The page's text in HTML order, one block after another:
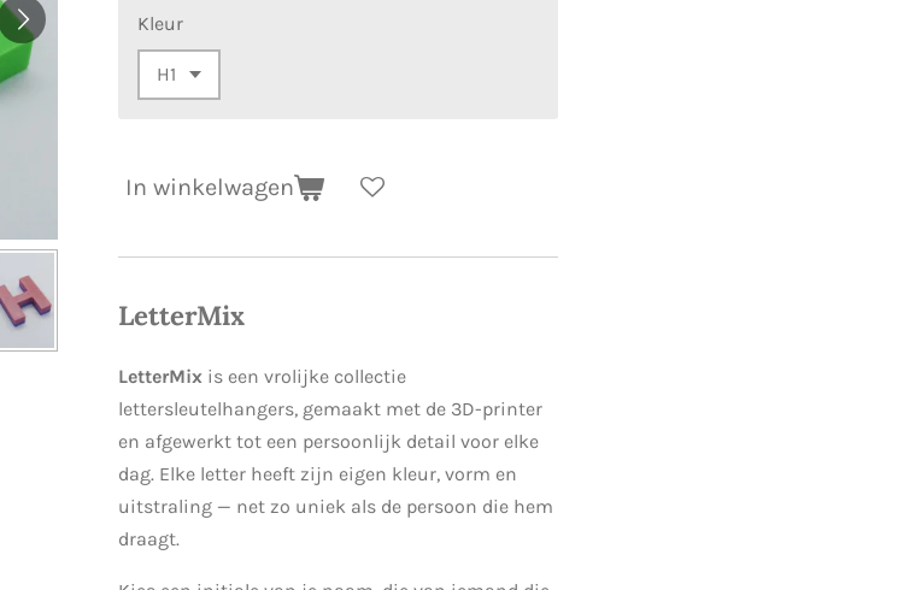
Kleur
In winkelwagen
LetterMix
LetterMix is een vrolijke collectie
lettersleutelhangers, gemaakt met de 3D-printer
en afgewerkt tot een persoonlijk detail voor elke
dag. Elke letter heeft zijn eigen kleur, vorm en
uitstraling — net zo uniek als de persoon die hem
draagt.